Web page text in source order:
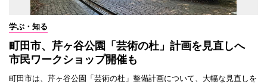
学ぶ・知る
町田市、芹ヶ谷公園「芸術の杜」計画を見直しへ
市民ワークショップ開催も
町田市は、芹ヶ谷公園「芸術の杜」整備計画について、大幅な見直しを